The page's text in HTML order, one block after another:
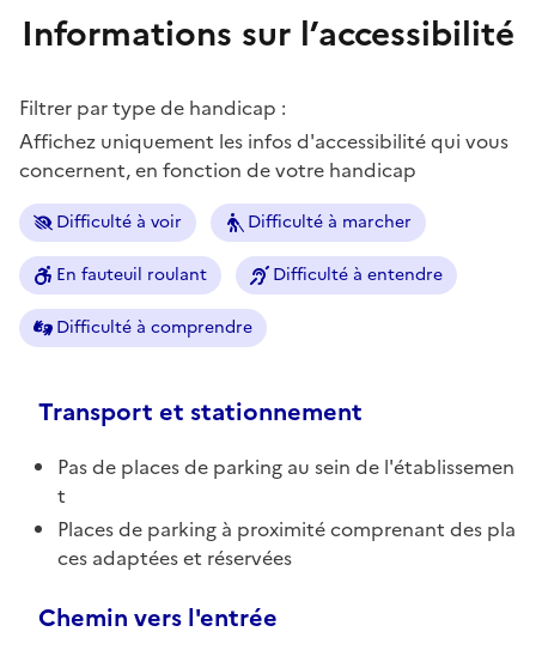
Informations sur l’accessibilité
Filtrer par type de handicap :
Affichez uniquement les infos d'accessibilité qui vous
concernent, en fonction de votre handicap
Difficulté à voir Difficulté à marcher
En fauteuil roulant Difficulté à entendre
Difficulté à comprendre
Transport et stationnement
Pas de places de parking au sein de l'établissemen
t
Places de parking à proximité comprenant des pla
ces adaptées et réservées
Chemin vers l'entrée